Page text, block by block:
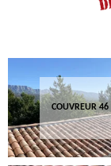
COUVREUR 46